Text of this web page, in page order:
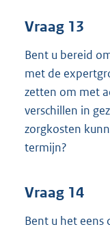
Vraag 13
Bent u bereid
met de
zetten om met
verschillen in
zorgkosten
termijn?
Vraag 14
Bent u het eens